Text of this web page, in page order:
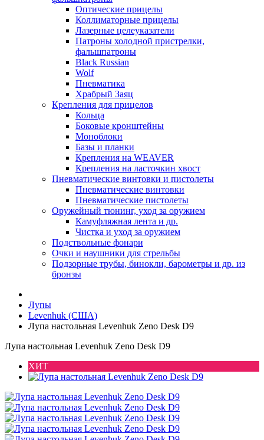
Оптические прицелы
Коллиматорные прицелы
Лазерные целеуказатели
Патроны холодной пристрелки,
фальшпатроны
Black Russian
Wolf
Пневматика
Храбрый Заяц
Крепления для прицелов
Кольца
Боковые кронштейны
Моноблоки
Базы и планки
Крепления на WEAVER
Крепления на ласточкин хвост
Пневматические винтовки и пистолеты
Пневматические винтовки
Пневматические пистолеты
Оружейный тюнинг, уход за оружием
Камуфляжная лента и др.
Чистка и уход за оружием
Подствольные фонари
Очки и наушники для стрельбы
Подзорные трубы, бинокли, барометры и др. из
бронзы
Лупы
Levenhuk (США)
Лупа настольная Levenhuk Zeno Desk D9
Лупа настольная Levenhuk Zeno Desk D9
ХИТ